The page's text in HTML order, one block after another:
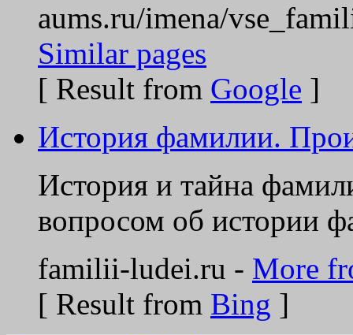
aums.ru/imena/
Similar pages
[ Result from Google ]
История фамилии.
История и тайна
вопросом об истории
familii-ludei.ru - More
[ Result from Bing ]